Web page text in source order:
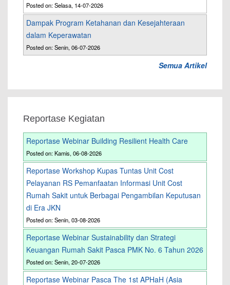
Posted on: Selasa, 14-07-2026
Dampak Program Ketahanan dan Kesejahteraan
dalam Keperawatan
Posted on: Senin, 06-07-2026
Semua Artikel
Reportase Kegiatan
Reportase Webinar Building Resilient Health Care
Posted on: Kamis, 06-08-2026
Reportase Workshop Kupas Tuntas Unit Cost
Pelayanan RS Pemanfaatan Informasi Unit Cost
Rumah Sakit untuk Berbagai Pengambilan Keputusan
di Era JKN
Posted on: Senin, 03-08-2026
Reportase Webinar Sustainability dan Strategi
Keuangan Rumah Sakit Pasca PMK No. 6 Tahun 2026
Posted on: Senin, 20-07-2026
Reportase Webinar Pasca The 1st APHaH (Asia